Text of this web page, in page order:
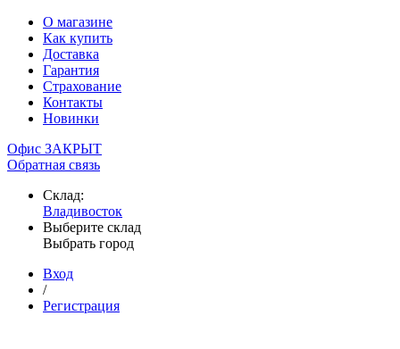
О магазине
Как купить
Доставка
Гарантия
Страхование
Контакты
Новинки
Офис ЗАКРЫТ
Обратная связь
Склад:
Владивосток
Выберите склад
Выбрать город
Вход
/
Регистрация